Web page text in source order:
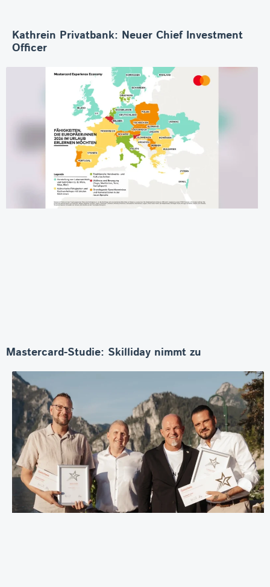
Kathrein Privatbank: Neuer Chief Investment
Officer
Mastercard-Studie: Skilliday nimmt zu